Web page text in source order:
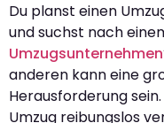
Du planst einen
und suchst nach
Umzugsunternehmen
anderen kann eine
Herausforderung
Umzug reibungslos